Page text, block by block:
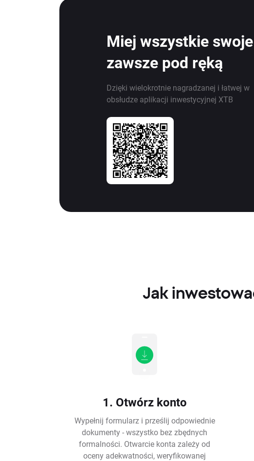
Miej wszystkie
zawsze pod ręką
Dzięki wielokrotnie nagradzanej i łatwej w
obsłudze aplikacji inwestycyjnej XTB
Jak
1. Otwórz konto
Wypełnij formularz i prześlij odpowiednie
dokumenty - wszystko bez zbędnych
formalności. Otwarcie konta zależy od
oceny adekwatności, weryfikowanej